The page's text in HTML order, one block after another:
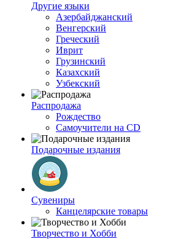
Другие языки
Азербайджанский
Венгерский
Греческий
Иврит
Грузинский
Казахский
Узбекский
Распродажа
Рождество
Самоучители на CD
Подарочные издания
Сувениры
Канцелярские товары
Творчество и Хобби